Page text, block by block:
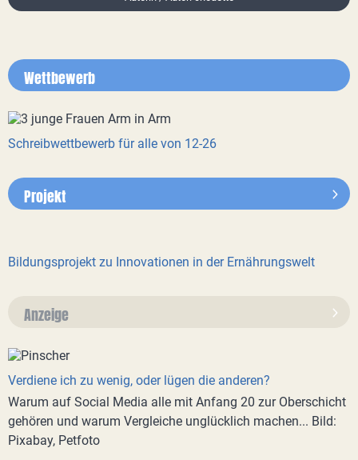
Wettbewerb
Schreibwettbewerb für alle von 12-26
Projekt
Bildungsprojekt zu Innovationen in der Ernährungswelt
Anzeige
Verdiene ich zu wenig, oder lügen die anderen?
Warum auf Social Media alle mit Anfang 20 zur Oberschicht
gehören und warum Vergleiche unglücklich machen... Bild:
Pixabay, Petfoto